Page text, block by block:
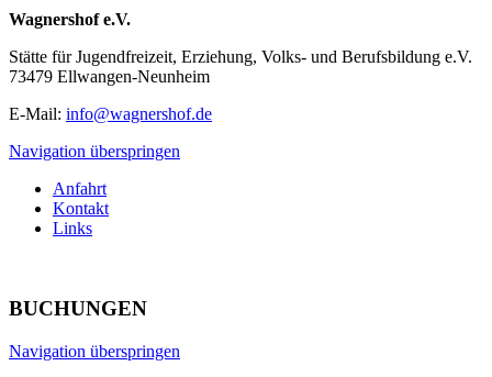
Wagnershof e.V.
Stätte für Jugendfreizeit, Erziehung, Volks- und Berufsbildung e.V.
73479 Ellwangen-Neunheim
E-Mail: info@wagnershof.de
Navigation überspringen
Anfahrt
Kontakt
Links
BUCHUNGEN
Navigation überspringen